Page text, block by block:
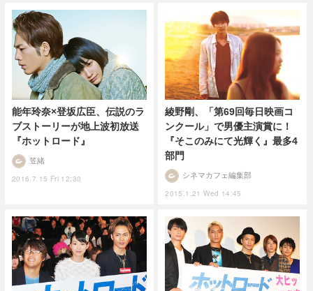
能年玲奈×登坂広臣、伝説のラ
ブストーリーが地上波初放送
『ホットロード』
2016.7.15 Fri 12:30
笠緒
綾野剛、「第69回毎日映画コ
ンクール」で男優主演賞に！
『そこのみにて光輝く』最多4
部門
2015.1.21 Wed 14:45
シネマカフェ編集部